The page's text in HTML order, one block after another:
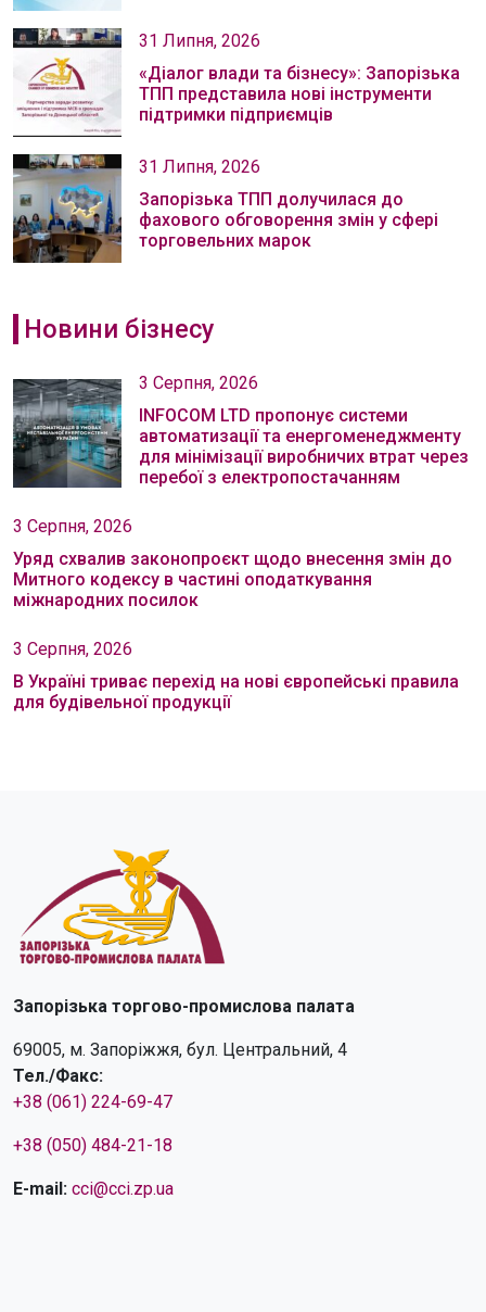
31 Липня, 2026
«Діалог влади та бізнесу»: Запорізька
ТПП представила нові інструменти
підтримки підприємців
31 Липня, 2026
Запорізька ТПП долучилася до
фахового обговорення змін у сфері
торговельних марок
Новини бізнесу
3 Серпня, 2026
INFOCOM LTD пропонує системи
автоматизації та енергоменеджменту
для мінімізації виробничих втрат через
перебої з електропостачанням
3 Серпня, 2026
Уряд схвалив законопроєкт щодо внесення змін до
Митного кодексу в частині оподаткування
міжнародних посилок
3 Серпня, 2026
В Україні триває перехід на нові європейські правила
для будівельної продукції
Запорізька торгово-промислова палата
69005, м. Запоріжжя, бул. Центральний, 4
Тел./Факс:
+38 (061) 224-69-47
+38 (050) 484-21-18
E-mail: cci@cci.zp.ua